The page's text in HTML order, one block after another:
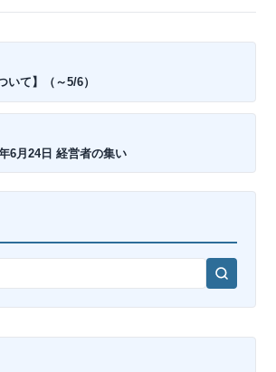
いて】（～5/6）
6月24日 経営者の集い